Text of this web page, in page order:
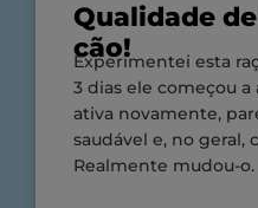
Qualidade
cão!
Experimentei esta
3 dias ele começou
ativa novamente,
saudável e, no geral,
Realmente mudou-o.